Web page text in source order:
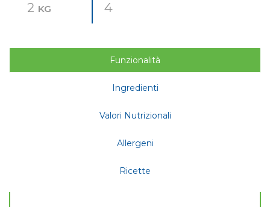
2 KG 4
Funzionalità
Ingredienti
Valori Nutrizionali
Allergeni
Ricette